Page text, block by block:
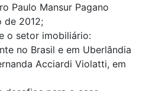
Paulo Mansur Pagano
de 2012;
o setor imobiliário:
no Brasil e em Uberlândia
Acciardi Violatti, em